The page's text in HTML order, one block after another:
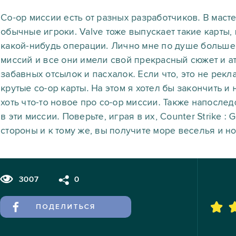
Co-op миссии есть от разных разработчиков. В
обычные игроки. Valve тоже выпускает такие
какой-нибудь операции. Лично мне по душе
миссий и все они имели свой прекрасный сюжет и
забавных отсылок и пасхалок. Если что, это не
крутые co-op карты. На этом я хотел бы закончить
хоть что-то новое про co-op миссии. Также
в эти миссии. Поверьте, играя в их, Counter Strike :
стороны и к тому же, вы получите море веселья и
3007 0
ПОДЕЛИТЬСЯ